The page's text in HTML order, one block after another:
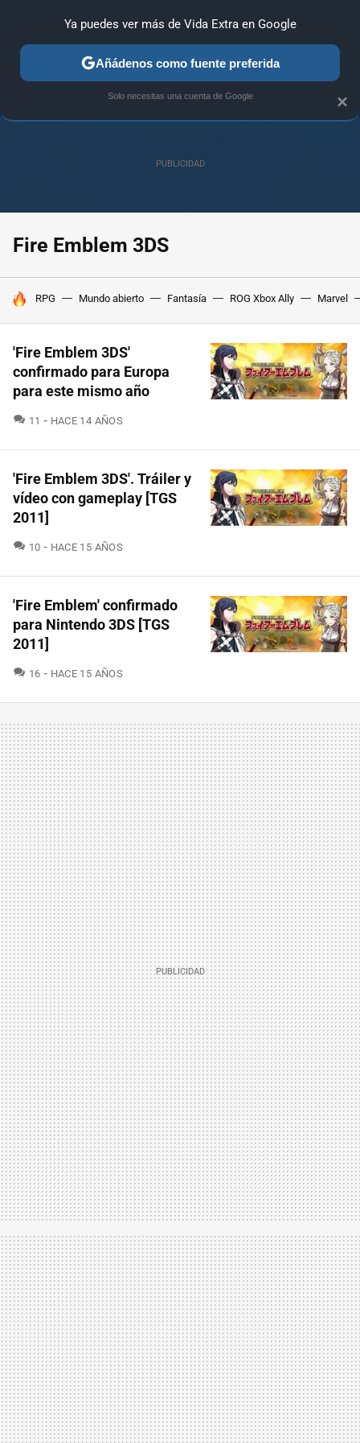
ANÁLISIS GUÍAS Y TRUCOS PC SONY NINTENDO
Fire Emblem 3DS
HOY SE HABLA DE
RPG Mundo abierto Fantasía ROG Xbox Ally Marvel
'Fire Emblem 3DS'
confirmado para Europa
para este mismo año
11 COMENTARIOS
HACE 14 AÑOS
'Fire Emblem 3DS'. Tráiler y
vídeo con gameplay [TGS
2011]
10 COMENTARIOS
HACE 15 AÑOS
'Fire Emblem' confirmado
para Nintendo 3DS [TGS
2011]
16 COMENTARIOS
HACE 15 AÑOS
×
Ya puedes ver más de Vida Extra en Google
Añádenos como fuente preferida
Solo necesitas una cuenta de Google